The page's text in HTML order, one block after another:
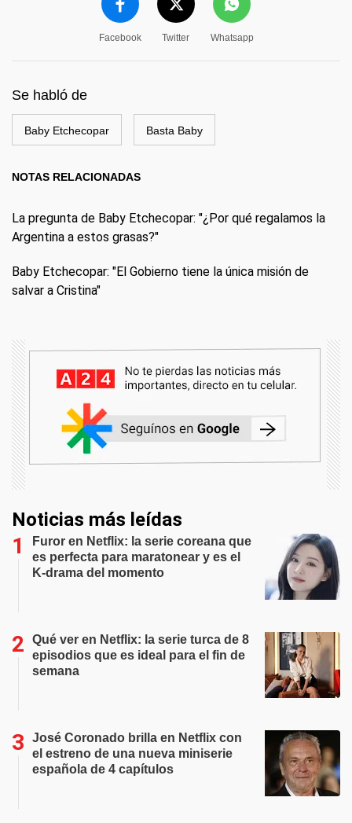
Facebook Twitter Whatsapp
Se habló de
Baby Etchecopar Basta Baby
NOTAS RELACIONADAS
La pregunta de Baby Etchecopar: "¿Por qué regalamos la
Argentina a estos grasas?"
Baby Etchecopar: "El Gobierno tiene la única misión de
salvar a Cristina"
Noticias más leídas
Furor en Netflix: la serie coreana que
es perfecta para maratonear y es el
K-drama del momento
Qué ver en Netflix: la serie turca de 8
episodios que es ideal para el fin de
semana
José Coronado brilla en Netflix con
el estreno de una nueva miniserie
española de 4 capítulos